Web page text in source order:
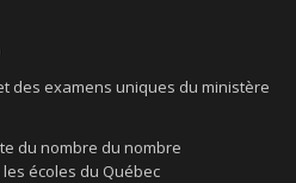
des examens uniques du ministère
du nombre du nombre
écoles du Québec